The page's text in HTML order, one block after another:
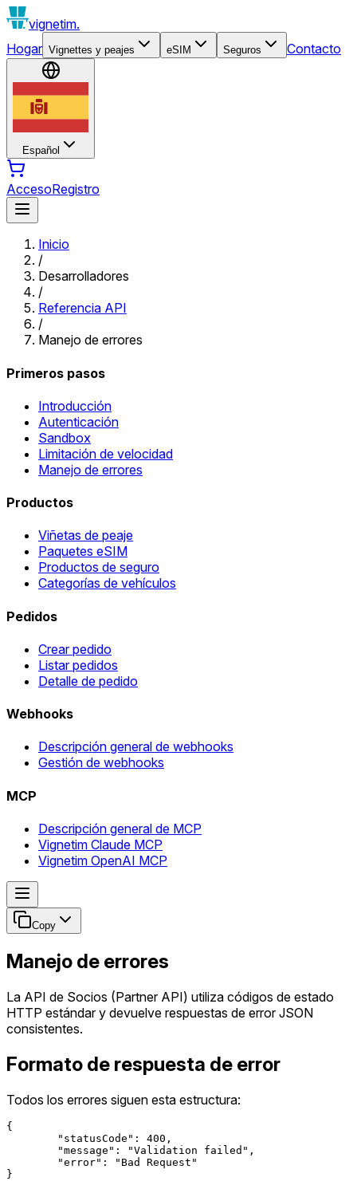
vignetim.
Hogar Vignettes y peajes eSIM Seguros Contacto
Español
AccesoRegistro
Inicio
/
Desarrolladores
/
Referencia API
/
Manejo de errores
Primeros pasos
Introducción
Autenticación
Sandbox
Limitación de velocidad
Manejo de errores
Productos
Viñetas de peaje
Paquetes eSIM
Productos de seguro
Categorías de vehículos
Pedidos
Crear pedido
Listar pedidos
Detalle de pedido
Webhooks
Descripción general de webhooks
Gestión de webhooks
MCP
Descripción general de MCP
Vignetim Claude MCP
Vignetim OpenAI MCP
Copy
Manejo de errores
La API de Socios (Partner API) utiliza códigos de estado
HTTP estándar y devuelve respuestas de error JSON
consistentes.
Formato de respuesta de error
Todos los errores siguen esta estructura:
{